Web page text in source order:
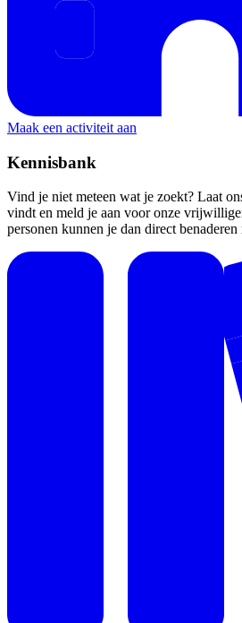
Maak een activiteit aan
Kennisbank
Vind je niet meteen wat je zoekt? Laat
vindt en meld je aan voor onze
personen kunnen je dan direct